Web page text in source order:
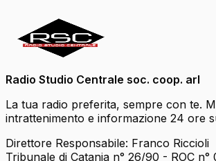
Radio Studio Centrale soc. coop. arl
La tua radio preferita, sempre con te.
intrattenimento e informazione 24 ore
Direttore Responsabile: Franco Riccioli
Tribunale di Catania n° 26/90 - ROC n°